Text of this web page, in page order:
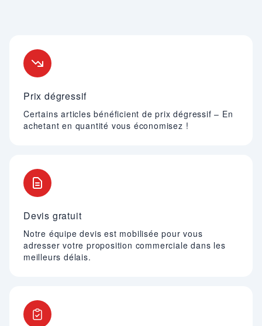
Prix dégressif
Certains articles bénéficient de prix dégressif – En
achetant en quantité vous économisez !
Devis gratuit
Notre équipe devis est mobilisée pour vous
adresser votre proposition commerciale dans les
meilleurs délais.